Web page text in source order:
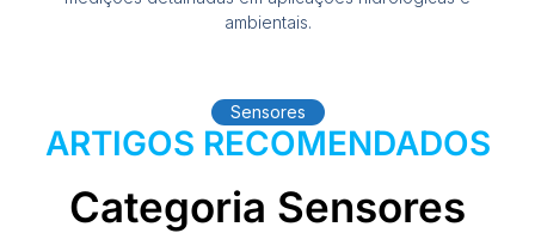
ambientais.
Sensores
ARTIGOS RECOMENDADOS
Categoria Sensores